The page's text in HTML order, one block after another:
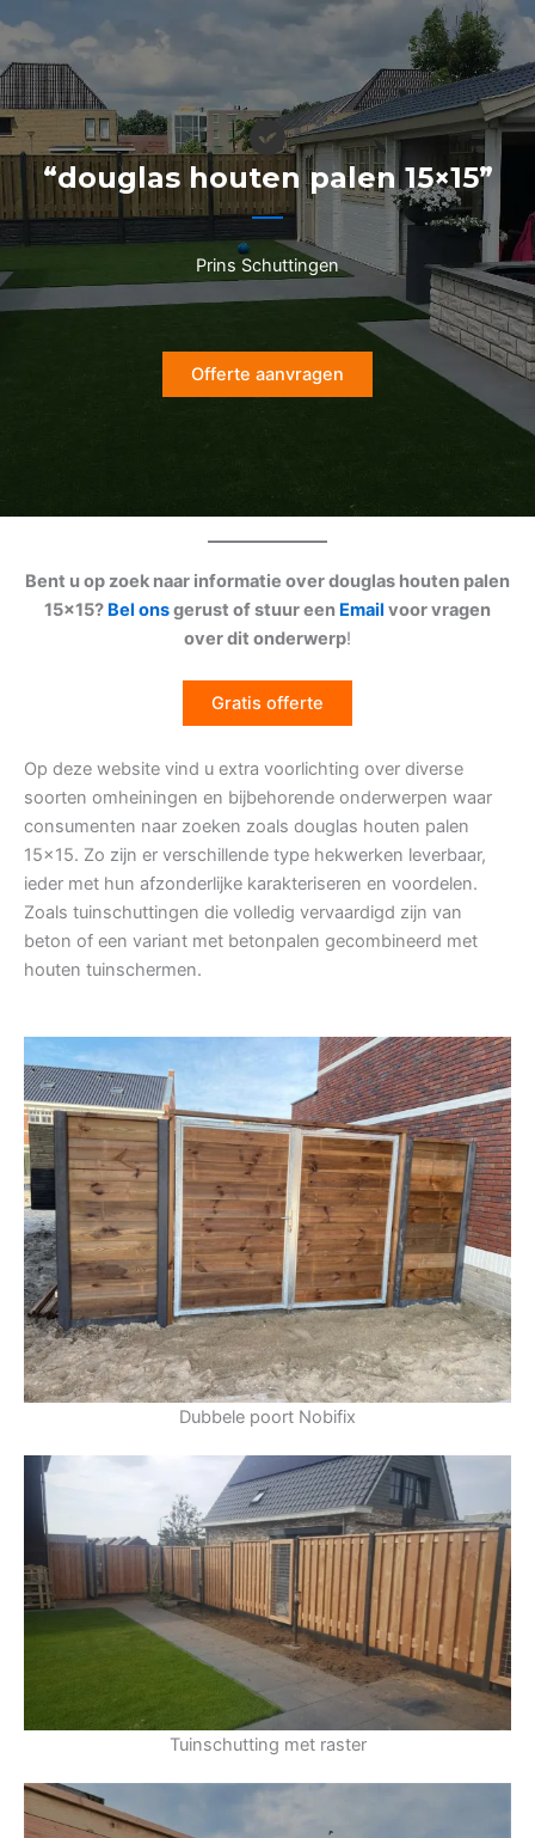
naar
de
inhoud
“douglas houten palen 15×15”
Prins Schuttingen
Offerte aanvragen
Bent u op zoek naar informatie over douglas houten palen
15×15? Bel onsgerust of stuur een Email voor vragen
over dit onderwerp!
Gratis offerte
Op deze website vind u extra voorlichting over diverse
soorten omheiningen en bijbehorende onderwerpen waar
consumenten naar zoeken zoals douglas houten palen
15×15. Zo zijn er verschillende type hekwerken leverbaar,
ieder met hun afzonderlijke karakteriseren en voordelen.
Zoals tuinschuttingen die volledig vervaardigd zijn van
beton of een variant met betonpalen gecombineerd met
houten tuinschermen.
Dubbele poort Nobifix
Tuinschutting met raster